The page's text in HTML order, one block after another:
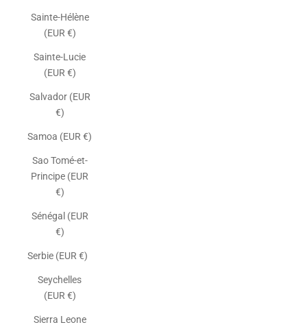
Sainte-Hélène
(EUR €)
Sainte-Lucie
(EUR €)
Salvador (EUR
€)
Samoa (EUR €)
Sao Tomé-et-
Principe (EUR
€)
Sénégal (EUR
€)
Serbie (EUR €)
Seychelles
(EUR €)
Sierra Leone